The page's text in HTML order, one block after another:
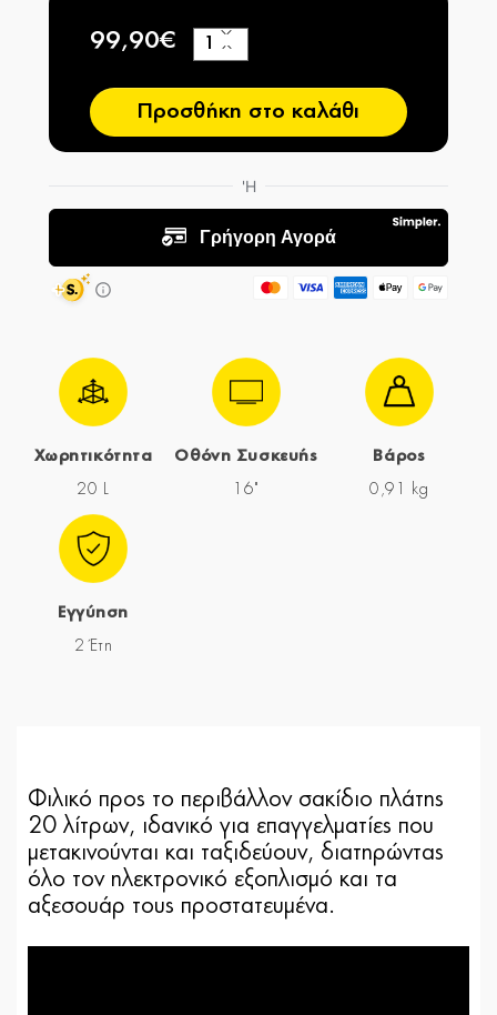
99,90€
−
+
Προσθήκη στο καλάθι
Χωρητικότητα
20 L
Οθόνη Συσκευής
16"
Βάρος
0,91 kg
Εγγύηση
2 Έτη
Φιλικό προς το περιβάλλον σακίδιο πλάτης
20 λίτρων, ιδανικό για επαγγελματίες που
μετακινούνται και ταξιδεύουν, διατηρώντας
όλο τον ηλεκτρονικό εξοπλισμό και τα
αξεσουάρ τους προστατευμένα.